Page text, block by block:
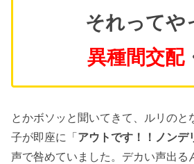
それってや
異種間交配
とかボソッと聞いてきて、ルリのと
子が即座に「アウトです！！ノンデ
声で咎めていました。デカい声出る